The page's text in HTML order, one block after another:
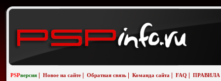
PSPверсия Новое на сайте Обратная связь Команда сайта FAQ ПРАВИЛА